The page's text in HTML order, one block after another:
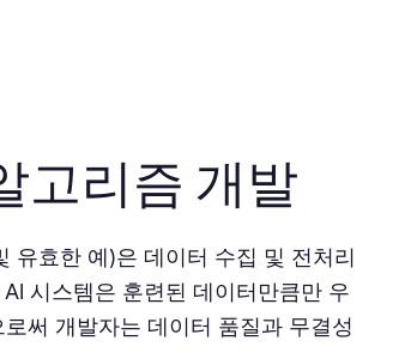
고리즘 개발
유효한 예)은 데이터 수집 및 전처리
시스템은 훈련된 데이터만큼만 우
써 개발자는 데이터 품질과 무결성